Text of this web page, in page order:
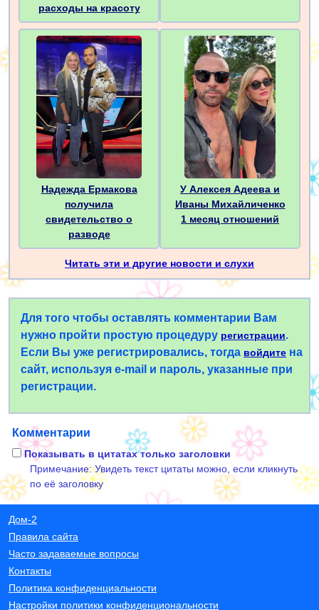
расходы на красоту
Надежда Ермакова
получила
свидетельство о
разводе
У Алексея Адеева и
Иваны Михайличенко
1 месяц отношений
Читать эти и другие новости и слухи
Для того чтобы оставлять комментарии Вам
нужно пройти простую процедуру регистрации.
Если Вы уже регистрировались, тогда войдите на
сайт, используя e-mail и пароль, указанные при
регистрации.
Комментарии
Показывать в цитатах только заголовки
Примечание: Увидеть текст цитаты можно, если кликнуть
по её заголовку
Дом-2
Правила сайта
Часто задаваемые вопросы
Контакты
Политика конфиденциальности
Настройки политики конфиденциональности